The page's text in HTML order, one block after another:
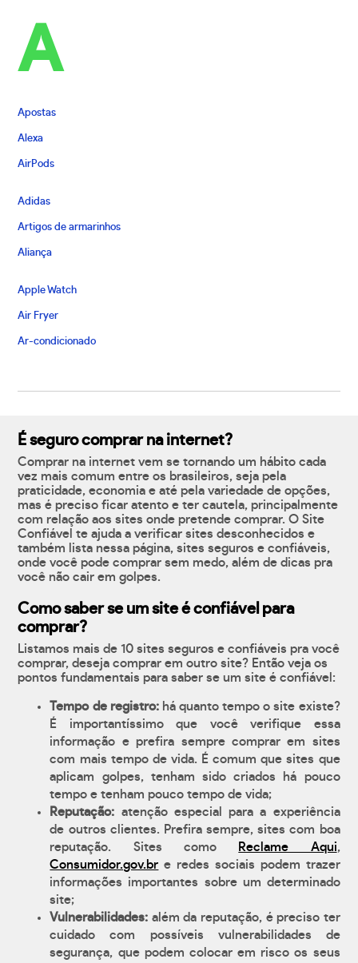
A
Apostas
Alexa
AirPods
Adidas
Artigos de armarinhos
Aliança
Apple Watch
Air Fryer
Ar-condicionado
É seguro comprar na internet?
Comprar na internet vem se tornando um hábito cada
vez mais comum entre os brasileiros, seja pela
praticidade, economia e até pela variedade de opções,
mas é preciso ficar atento e ter cautela, principalmente
com relação aos sites onde pretende comprar. O Site
Confiável te ajuda a verificar sites desconhecidos e
também lista nessa página, sites seguros e confiáveis,
onde você pode comprar sem medo, além de dicas pra
você não cair em golpes.
Como saber se um site é confiável para
comprar?
Listamos mais de 10 sites seguros e confiáveis pra você
comprar, deseja comprar em outro site? Então veja os
pontos fundamentais para saber se um site é confiável:
Tempo de registro:há quanto tempo o site existe?
É importantíssimo que você verifique essa
informação e prefira sempre comprar em sites
com mais tempo de vida. É comum que sites que
aplicam golpes, tenham sido criados há pouco
tempo e tenham pouco tempo de vida;
Reputação: atenção especial para a experiência
de outros clientes. Prefira sempre, sites com boa
reputação. Sites como
Reclame Aqui,
Consumidor.gov.br e redes sociais podem trazer
informações importantes sobre um determinado
site;
Vulnerabilidades: além da reputação, é preciso ter
cuidado com possíveis vulnerabilidades de
segurança, que podem colocar em risco os seus